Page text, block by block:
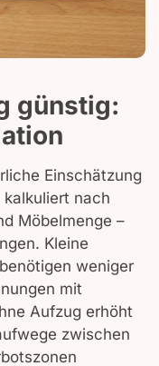
günstig:
Einschätzung
nach
Möbelmenge –
Kleine
weniger
mit
Aufzug erhöht
zwischen